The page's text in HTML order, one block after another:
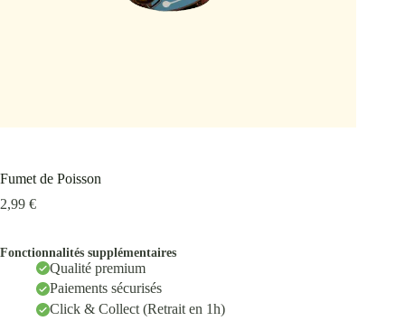
Fumet de Poisson
2,99 €
Fonctionnalités supplémentaires
Qualité premium
Paiements sécurisés
Click & Collect (Retrait en 1h)